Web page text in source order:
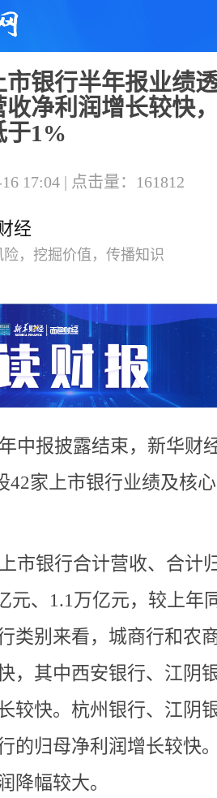
市银行半年报业绩
净利润增长较快
于1%
17:04 | 点击量：161812
经
险，挖掘价值，传播知识
中报披露结束，新华财
42家上市银行业绩及核
市银行合计营收、合计
元、1.1万亿元，较上年
类别来看，城商行和农
，其中西安银行、江阴
较快。杭州银行、江阴
的归母净利润增长较快
降幅较大。